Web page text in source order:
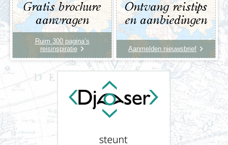
Gratis brochure
aanvragen
Ruim 300 pagina’s
reisinspiratie
Ontvang reistips
en aanbiedingen
Aanmelden nieuwsbrief